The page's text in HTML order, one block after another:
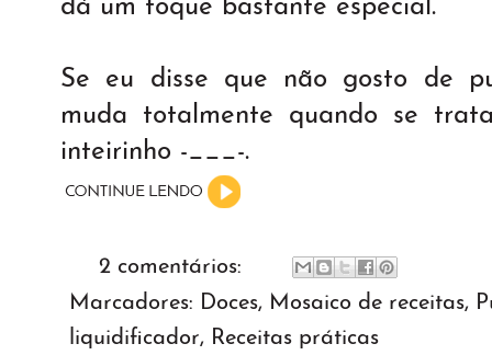
dá um toque bastante especial.
Se eu disse que não gosto de
muda totalmente quando se
inteirinho -___-.
2 comentários:
Marcadores: Doces, Mosaico de receitas,
liquidificador, Receitas práticas